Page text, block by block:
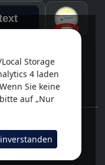
ärztliche
Storage
4 laden
Sie keine
auf „Nur